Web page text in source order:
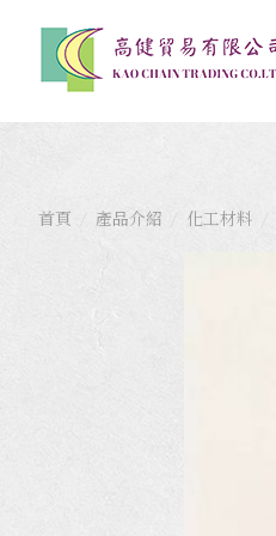
首頁 產品介紹 化工材料